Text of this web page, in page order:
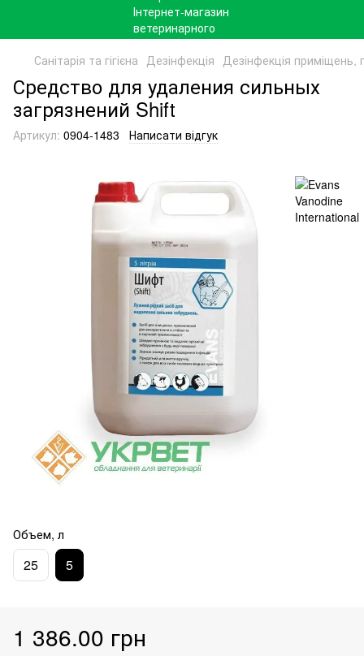
Санітарія та гігієна Дезінфекція Дезінфекція
Средство для удаления сильных
загрязнений Shift
Артикул: 0904-1483 Написати відгук
Объем, л
25 5
1 386.00 грн